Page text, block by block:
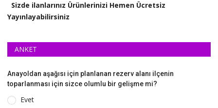
Sizde ilanlarınız Ürünlerinizi Hemen Ücretsiz
Yayınlayabilirsiniz
ANKET
Anayoldan aşağısı için planlanan rezerv alanı ilçenin
toparlanması için sizce olumlu bir gelişme mi?
Evet